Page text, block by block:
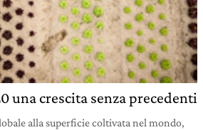
una crescita senza precedenti
alla superficie coltivata nel mondo,